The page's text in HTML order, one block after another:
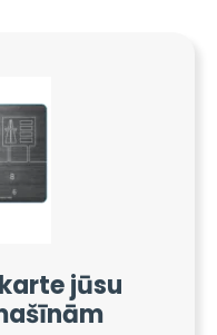
jūsu